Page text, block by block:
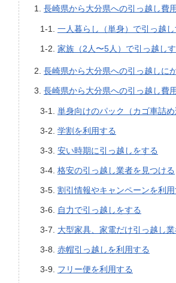
長崎県から大分県への引っ越し費
一人暮らし（単身）で引っ越
家族（2人〜5人）で引っ越し
長崎県から大分県への引っ越しに
長崎県から大分県への引っ越し費
単身向けのパック（カゴ車詰
学割を利用する
安い時期に引っ越しをする
格安の引っ越し業者を見つける
割引情報やキャンペーンを利用
自力で引っ越しをする
大型家具、家電だけ引っ越し
赤帽引っ越しを利用する
フリー便を利用する